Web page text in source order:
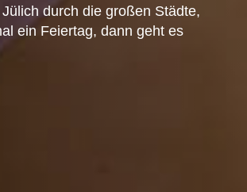
durch die großen Städte,
ein Feiertag, dann geht es